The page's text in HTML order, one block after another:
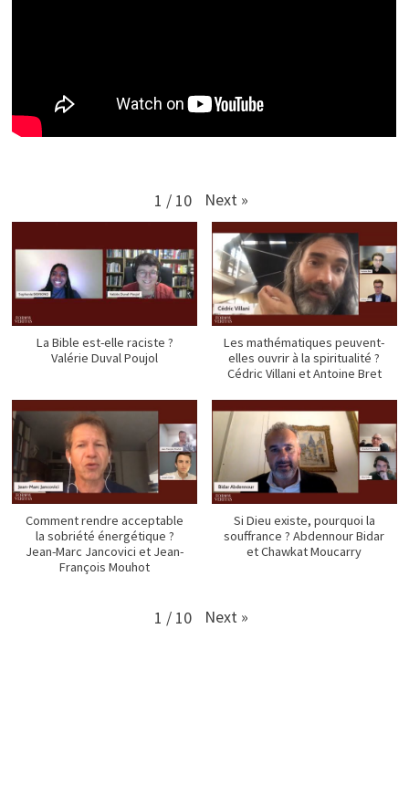
1 / 10 Next »
La Bible est-elle raciste ?
Valérie Duval Poujol
Les mathématiques peuvent-
elles ouvrir à la spiritualité ?
Cédric Villani et Antoine Bret
Comment rendre acceptable
la sobriété énergétique ?
Jean-Marc Jancovici et Jean-
François Mouhot
Si Dieu existe, pourquoi la
souffrance ? Abdennour Bidar
et Chawkat Moucarry
1 / 10 Next »